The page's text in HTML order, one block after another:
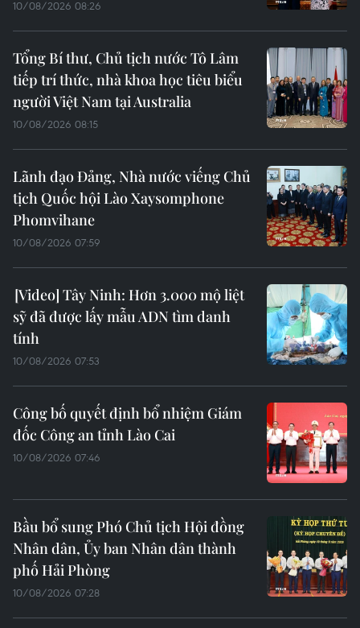
10/08/2026 08:26
Tổng Bí thư, Chủ tịch nước Tô Lâm
tiếp trí thức, nhà khoa học tiêu biểu
người Việt Nam tại Australia
10/08/2026 08:15
Lãnh đạo Đảng, Nhà nước viếng Chủ
tịch Quốc hội Lào Xaysomphone
Phomvihane
10/08/2026 07:59
Tây Ninh: Hơn 3.000 mộ liệt
sỹ đã được lấy mẫu ADN tìm danh
tính
10/08/2026 07:53
Công bố quyết định bổ nhiệm Giám
đốc Công an tỉnh Lào Cai
10/08/2026 07:46
Bầu bổ sung Phó Chủ tịch Hội đồng
Nhân dân, Ủy ban Nhân dân thành
phố Hải Phòng
10/08/2026 07:28